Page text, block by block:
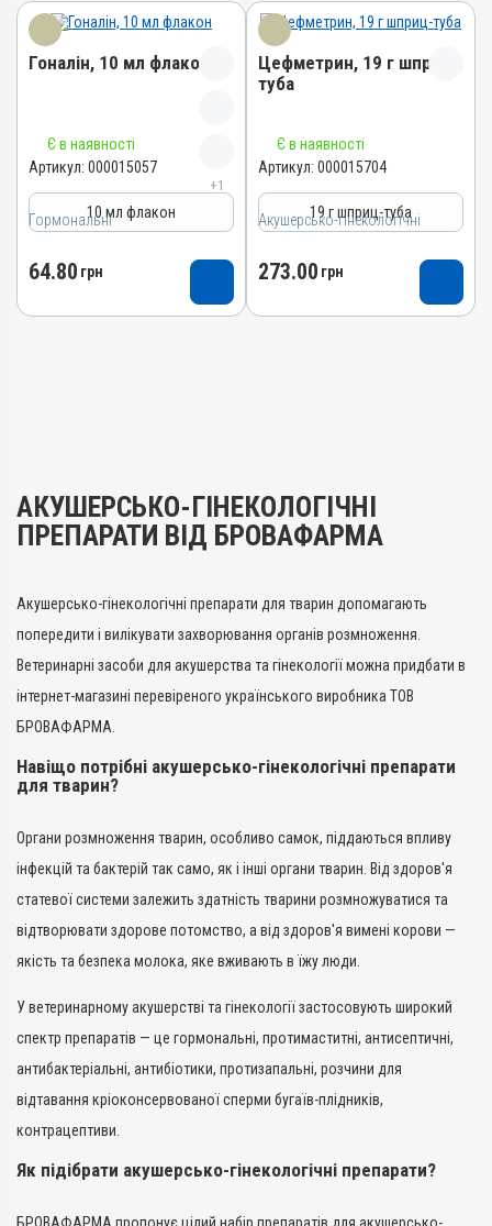
Гормональні
Гоналін, 10 мл флакон
+1
Назва препарату
Гоналін
Артикул
000015057
4820012504046
Діючи речовини
Гонадореліну ацетат
Види тварин
ВРХ, Свині, Коні, Собаки
Застосування
Внутрішньом'язово,
Для сечостатевої системи
Овуляція; Охота;
Репродукція
Є в наявності
Артикул: 000015057
10 мл флакон
64.80 грн
Акушерсько-гінекологічні
Цефметрин, 19 г шприц-
туба
Назва препарату
Цефметрин
Артикул
000015704
4820012504190
Цефапірину бензатин
Без каренції на молоко
Призначення
Показання
Стрептококоз; Цервіцит
Є в наявності
Артикул: 000015704
19 г шприц-туба
273.00 грн
АКУШЕРСЬКО-ГІНЕКОЛОГІЧНІ
ПРЕПАРАТИ ВІД БРОВАФАРМА
Акушерсько-гінекологічні препарати для тварин допомагають
попередити і вилікувати захворювання органів розмноження.
Ветеринарні засоби для акушерства та гінекології можна придбати в
інтернет-магазині перевіреного українського виробника ТОВ
БРОВАФАРМА.
Навіщо потрібні акушерсько-гінекологічні препарати
для тварин?
Органи розмноження тварин, особливо самок, піддаються впливу
інфекцій та бактерій так само, як і інші органи тварин. Від здоров'я
статевої системи залежить здатність тварини розмножуватися та
відтворювати здорове потомство, а від здоров'я вимені корови —
якість та безпека молока, яке вживають в їжу люди.
У ветеринарному акушерстві та гінекології застосовують широкий
спектр препаратів — це гормональні, протимаститні, антисептичні,
антибактеріальні, антибіотики, протизапальні, розчини для
відтавання кріоконсервованої сперми бугаїв-плідників,
контрацептиви.
Як підібрати акушерсько-гінекологічні препарати?